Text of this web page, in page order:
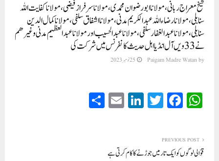
شیخ معراج ربانی ، مولانا ابو رضوان محمدی ،مولانا سرفراز فیضی ،مولانا کفایت اللہ
سنابلی ،مولانا رضاء اللہ عبدالکریم مدنی ،مولانا اشفاق سلفی، مولانا کمال الدین
سنابلی، مولانا عبدالغفار سلفی، مولانا عبدالحسیب اور مولانا عبد العظيم مدنی وغیرھم
نے 33ویں آل انڈیا اہل حدیث کانفرنس میں شرکت کی
by
Paigam Madre Watan 25 نومبر 2023
W
ha
A
Fa
ce
ok
T
wi
r
Li
nk
In
E
m
PREVIOUS POST
قوّالی لوگوں کو ایک تار میں جوڑنے کا کام کرتی ہے